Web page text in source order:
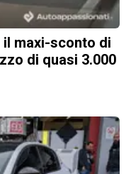
il maxi-sconto di
di quasi 3.000